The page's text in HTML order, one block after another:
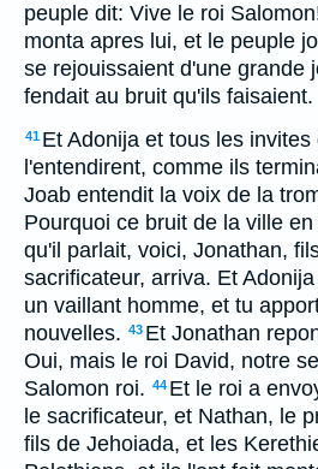
peuple dit: Vive le roi
monta apres lui, et le peuple
se rejouissaient d'une grande
fendait au bruit qu'ils faisaient.
41 Et Adonija et tous les
l'entendirent, comme ils
Joab entendit la voix de la
Pourquoi ce bruit de la ville
qu'il parlait, voici, Jonathan,
sacrificateur, arriva. Et
un vaillant homme, et tu
nouvelles. 43 Et Jonathan
Oui, mais le roi David, notre
Salomon roi. 44 Et le roi a
le sacrificateur, et Nathan, le
fils de Jehoiada, et les